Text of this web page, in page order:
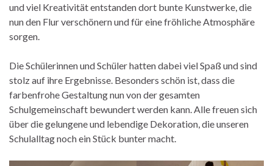
und viel Kreativität entstanden dort bunte Kunstwerke, die
nun den Flur verschönern und für eine fröhliche Atmosphäre
sorgen.
Die Schülerinnen und Schüler hatten dabei viel Spaß und sind
stolz auf ihre Ergebnisse. Besonders schön ist, dass die
farbenfrohe Gestaltung nun von der gesamten
Schulgemeinschaft bewundert werden kann. Alle freuen sich
über die gelungene und lebendige Dekoration, die unseren
Schulalltag noch ein Stück bunter macht.